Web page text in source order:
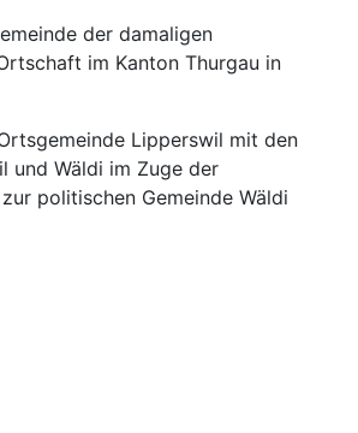
der damaligen
im Kanton Thurgau in
Lipperswil mit den
und Wäldi im Zuge der
politischen Gemeinde Wäldi